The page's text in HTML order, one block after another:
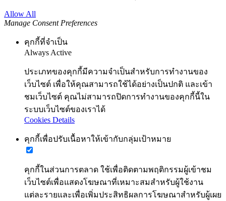
Allow All
Manage Consent Preferences
คุกกี้ที่จำเป็น
Always Active
ประเภทของคุกกี้มีความจำเป็นสำหรับการทำงานของ
เว็บไซต์ เพื่อให้คุณสามารถใช้ได้อย่างเป็นปกติ และเข้า
ชมเว็บไซต์ คุณไม่สามารถปิดการทำงานของคุกกี้นี้ใน
ระบบเว็บไซต์ของเราได้
Cookies Details
คุกกี้เพื่อปรับเนื้อหาให้เข้ากับกลุ่มเป้าหมาย
คุกกี้ในส่วนการตลาด ใช้เพื่อติดตามพฤติกรรมผู้เข้าชม
เว็บไซต์เพื่อแสดงโฆษณาที่เหมาะสมสำหรับผู้ใช้งาน
แต่ละรายและเพื่อเพิ่มประสิทธิผลการโฆษณาสำหรับผู้เผย